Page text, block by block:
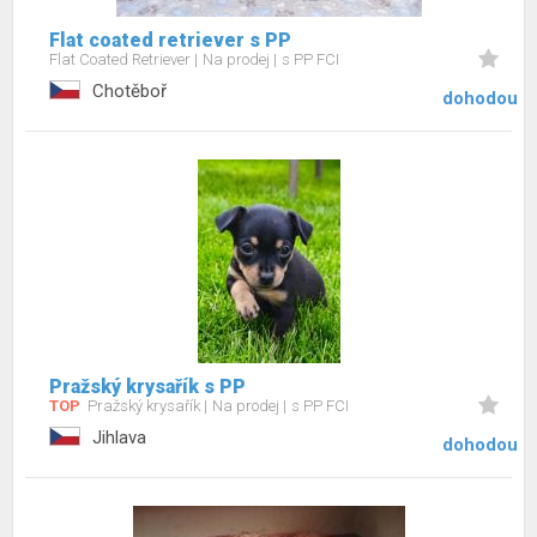
Flat coated retriever s PP
Flat Coated Retriever Na prodej s PP FCI
Chotěboř dohodou
Pražský krysařík s PP
TOP Pražský krysařík Na prodej s PP FCI
Jihlava dohodou